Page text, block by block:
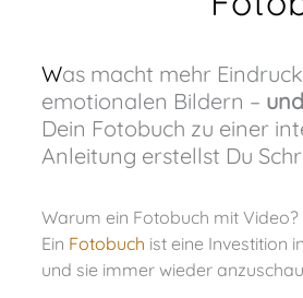
Was macht mehr Eindruck als ein Fotobuch mit emotionalen Bildern? Ein Fotobuch mit
emotionalen Bildern –
Dein Fotobuch zu einer
Anleitung erstellst Du
Warum ein Fotobuch mit Video?
Ein Fotobuch ist eine Investition
und sie immer wieder